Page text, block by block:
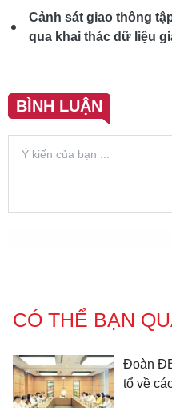
Cảnh sát giao thông
qua khai thác dữ liệu
BÌNH LUẬN
CÓ THỂ BẠN
Đoàn
tổ về